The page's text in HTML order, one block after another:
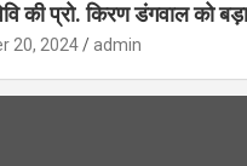
की प्रो. किरण डंगवाल को
20, 2024 admin